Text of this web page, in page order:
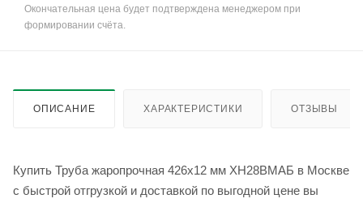
Окончательная цена будет подтверждена менеджером при
формировании счёта.
ОПИСАНИЕ ХАРАКТЕРИСТИКИ ОТЗЫВЫ
Купить Труба жаропрочная 426х12 мм ХН28ВМАБ в Москве
с быстрой отгрузкой и доставкой по выгодной цене вы